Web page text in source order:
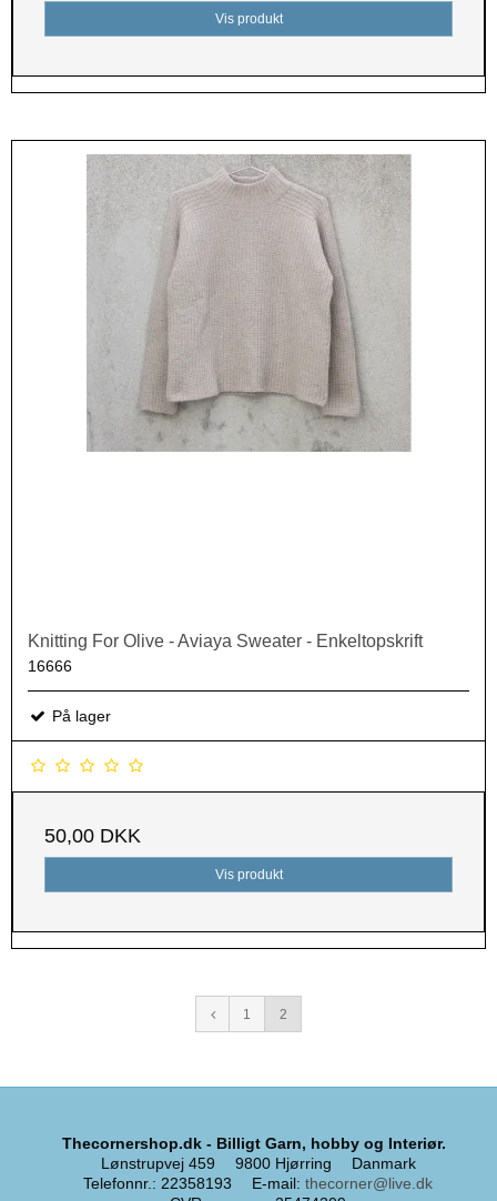
Vis produkt
Knitting For Olive - Aviaya Sweater - Enkeltopskrift
16666
På lager
50,00 DKK
Vis produkt
1 2
Thecornershop.dk - Billigt Garn, hobby og Interiør.
Lønstrupvej 459
9800 Hjørring
Danmark
Telefonnr. : 22358193 E-mail: thecorner@live.dk